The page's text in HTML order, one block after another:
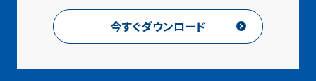
今すぐダウンロード